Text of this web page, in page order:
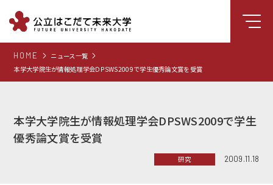
大学について
就職支援
HOME
ニュース一覧
本学大学院生が情報処理学会DPSWS2009で学生優秀論文賞を受賞
本学大学院生が情報処理学会DPSWS2009で学生
優秀論文賞を受賞
研究 2009.11.18